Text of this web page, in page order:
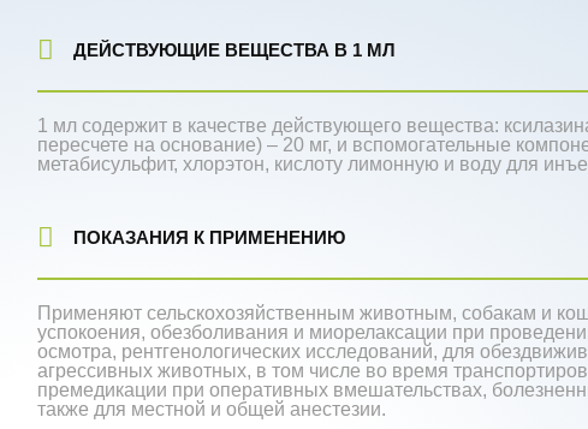
ДЕЙСТВУЮЩИЕ ВЕЩЕСТВА В 1 МЛ
1 мл содержит в качестве действующего вещества:
пересчете на основание) – 20 мг, и вспомогательные
метабисульфит, хлорэтон, кислоту лимонную и воду для
ПОКАЗАНИЯ К ПРИМЕНЕНИЮ
Применяют сельскохозяйственным животным, собакам и
успокоения, обезболивания и миорелаксации при
осмотра, рентгенологических исследований, для
агрессивных животных, в том числе во время
премедикации при оперативных вмешательствах,
также для местной и общей анестезии.